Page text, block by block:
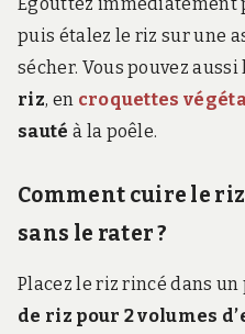
puis étalez le riz sur une
sécher. Vous pouvez aussi
riz, en croquettes
sauté à la poêle.
Comment cuire le
sans le rater ?
Placez le riz rincé dans
de riz pour 2 volumes